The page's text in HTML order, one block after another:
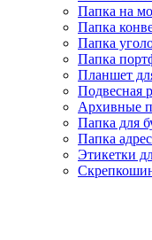
Папка на
Папка
Папка
Папка
Планшет
Подвесная
Архивные
Папка для
Папка
Этикетки